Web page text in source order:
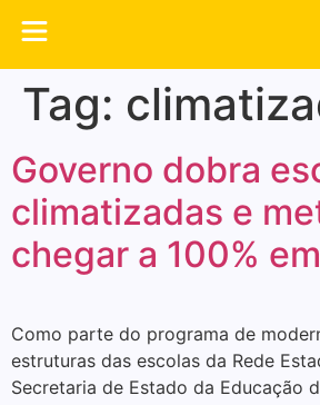
Tag:
Governo dobra
climatizadas e
chegar a 100%
Como parte do programa de
estruturas das escolas da Rede
Secretaria de Estado da Educação